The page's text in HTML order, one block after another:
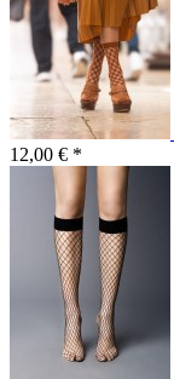
12,00 € *